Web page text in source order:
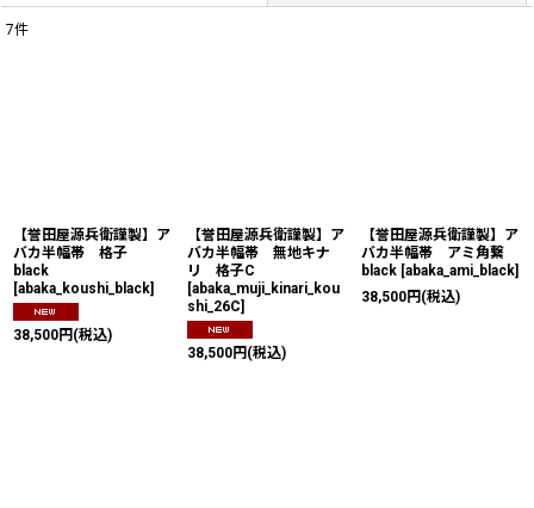
7件
【誉田屋源兵衛謹製】ア
バカ半幅帯 格子
black
[abaka_koushi_black]
38,500円 (税込)
【誉田屋源兵衛謹製】ア
バカ半幅帯 無地キナ
リ 格子C
[abaka_muji_kinari_kou
shi_26C]
38,500円 (税込)
【誉田屋源兵衛謹製】ア
バカ半幅帯 アミ角繋
black [abaka_ami_black]
38,500円 (税込)